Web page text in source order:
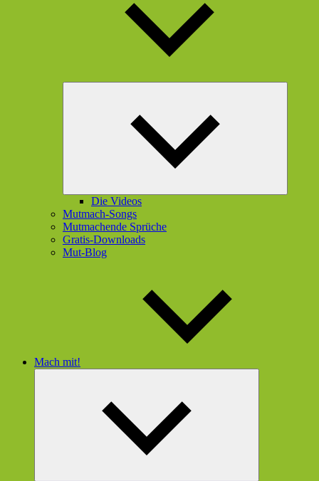
Die Videos
Mutmach-Songs
Mutmachende Sprüche
Gratis-Downloads
Mut-Blog
Mach mit!